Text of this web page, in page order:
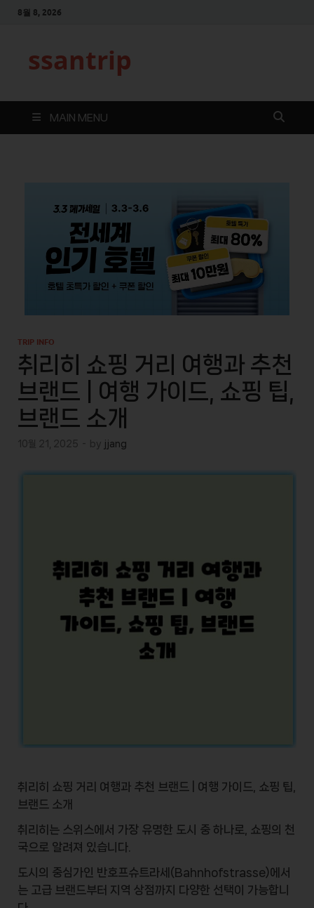
8월 8, 2026
ssantrip
MAIN MENU
TRIP INFO
취리히 쇼핑 거리 여행과 추천
브랜드 | 여행 가이드, 쇼핑 팁,
브랜드 소개
10월 21, 2025 - by jjang
취리히 쇼핑 거리 여행과 추천 브랜드 | 여행 가이드, 쇼핑 팁,
브랜드 소개
취리히는 스위스에서 가장 유명한 도시 중 하나로, 쇼핑의 천
국으로 알려져 있습니다.
도시의 중심가인 반호프슈트라세(Bahnhofstrasse)에서
는 고급 브랜드부터 지역 상점까지 다양한 선택이 가능합니